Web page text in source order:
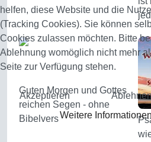
Guten Morgen und Gottes
reichen Segen - ohne
Bibelvers
helfen, diese Website und die
(Tracking Cookies). Sie können
Cookies zulassen möchten. Bitte
Ablehnung womöglich nicht mehr
Seite zur Verfügung stehen.
Akzeptieren
Weitere Informationen